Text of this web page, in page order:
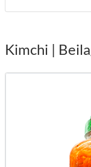
Kimchi |